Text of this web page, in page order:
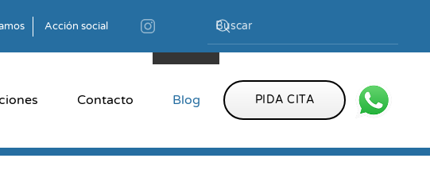
Acción social
Contacto Blog PIDA CITA